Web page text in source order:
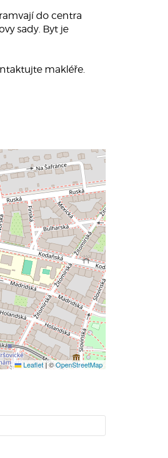
do centra
sady. Byt je
makléře.
Leaflet |©OpenStreetMap